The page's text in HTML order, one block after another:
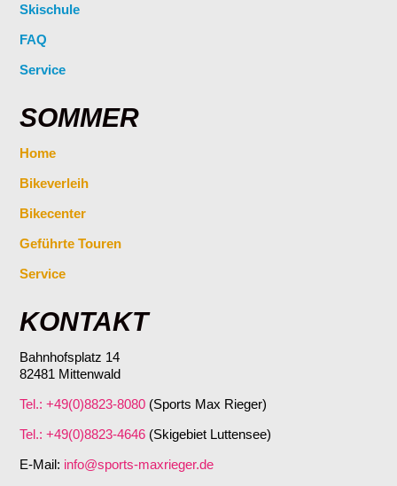
Skischule
FAQ
Service
SOMMER
Home
Bikeverleih
Bikecenter
Geführte Touren
Service
KONTAKT
Bahnhofsplatz 14
82481 Mittenwald
Tel.: +49(0)8823-8080 (Sports Max Rieger)
Tel.: +49(0)8823-4646 (Skigebiet Luttensee)
E-Mail: info@sports-maxrieger.de